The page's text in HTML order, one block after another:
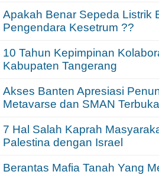
Apakah Benar Sepeda Listrik
Pengendara Kesetrum ??
10 Tahun Kepimpinan
Kabupaten Tangerang
Akses Banten Apresiasi
Metavarse dan SMAN Terbuka
7 Hal Salah Kaprah
Palestina dengan Israel
Berantas Mafia Tanah Yang